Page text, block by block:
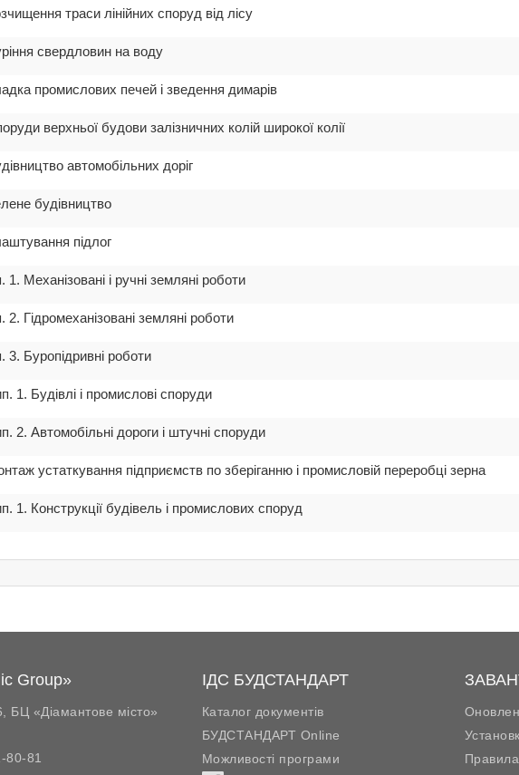
траси лінійних споруд від лісу
свердловин на воду
промислових печей і зведення димарів
верхньої будови залізничних колій широкої колії
автомобільних доріг
будівництво
підлог
Механізовані і ручні земляні роботи
Гідромеханізовані земляні роботи
Буропідривні роботи
1. Будівлі і промислові споруди
2. Автомобільні дороги і штучні споруди
устаткування підприємств по зберіганню і промисловій переробці зерна
1. Конструкції будівель і промислових споруд
Group»
БЦ «Діамантове місто»
80-81
ІДС БУДСТАНДАРТ
Каталог документів
БУДСТАНДАРТ Online
Можливості програми